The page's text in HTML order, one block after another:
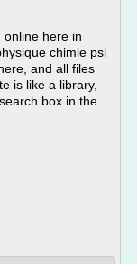
online here in
chimie psi
and all files
is like a library,
box in the